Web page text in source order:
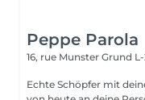
Peppe Parola
16, rue Munster Grund L-
Echte Schöpfer mit